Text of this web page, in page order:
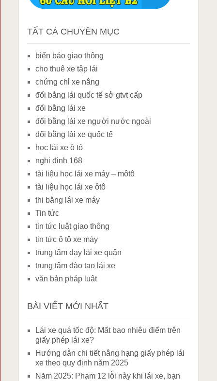
TẤT CẢ CHUYÊN MỤC
biển báo giao thông
cho thuê xe tập lái
chứng chỉ xe nâng
đổi bằng lái quốc tế sở gtvt cấp
đổi bằng lái xe
đổi bằng lái xe người nước ngoài
đổi bằng lái xe quốc tế
học lái xe ô tô
nghị định 168
tài liệu học lái xe máy – môtô
tài liệu học lái xe ôtô
thi bằng lái xe máy
Tin tức
tin tức luật giao thông
tin tức ô tô xe máy
trung tâm dạy lái xe quận
trung tâm đào tạo lái xe
văn bản pháp luật
BÀI VIẾT MỚI NHẤT
Lái xe quá tốc độ: Mất bao nhiêu điểm trên
giấy phép lái xe?
Hướng dẫn chi tiết nâng hạng giấy phép lái
xe theo quy định năm 2025
Năm 2025: Phạm 12 lỗi này khi lái xe, bạn